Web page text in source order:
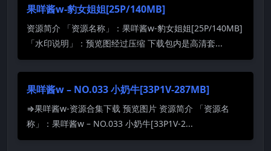
果咩酱w-豹女姐姐[25P/140MB]
资源简介 「资源名称」：果咩酱w-豹女姐姐[25P/140MB]
「水印说明」：预览图经过压缩 下载包内是高清套...
果咩酱w – NO.033 小奶牛[33P1V-287MB]
⇒果咩酱w-资源合集下载 预览图片 资源简介 「资源名
称」：果咩酱w – NO.033 小奶牛[33P1V-2...